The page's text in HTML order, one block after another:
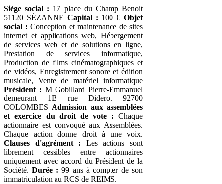
Siège social : 17 place du Champ Benoit
51120 SÉZANNE Capital : 100 €Objet
social : Conception et maintenance de sites
internet et applications web, Hébergement
de services web et de solutions en ligne,
Prestation de services informatique,
Production de films cinématographiques et
de vidéos, Enregistrement sonore et édition
musicale, Vente de matériel informatique
Président : M Gobillard Pierre-Emmanuel
demeurant 1B rue Diderot 92700
COLOMBES Admission aux assemblées
et exercice du droit de vote : Chaque
actionnaire est convoqué aux Assemblées.
Chaque action donne droit à une voix.
Clauses d'agrément : Les actions sont
librement cessibles entre actionnaires
uniquement avec accord du Président de la
Société.Durée : 99 ans à compter de son
immatriculation au RCS de REIMS.